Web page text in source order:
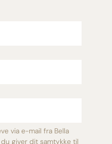
via e-mail fra Bella
du giver dit samtykke til